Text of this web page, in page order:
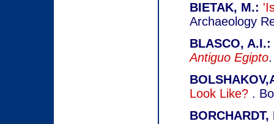
BIETAK, M.:
Archaeology
BLASCO, A.I.:
Antiguo Egipto.
Look Like? .
BORCHARDT,